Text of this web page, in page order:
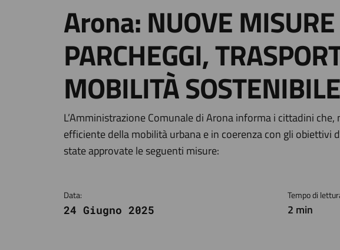
Arona: NUOVE
PARCHEGGI,
MOBILITÀ
Dettagli della notizia
L’Amministrazione Comunale di Arona informa i cittadini che,
efficiente della mobilità urbana e in coerenza con gli obiettivi
state approvate le seguenti misure:
Data:
24 Giugno 2025
Tempo di
2 min